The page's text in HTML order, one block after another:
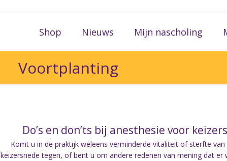
Shop Nieuws Mijn nascholing
Voortplanting
Do’s en don’ts bij anesthesie voor
Komt u in de praktijk weleens verminderde vitaliteit of sterfte
keizersnede tegen, of bent u om andere redenen van mening dat